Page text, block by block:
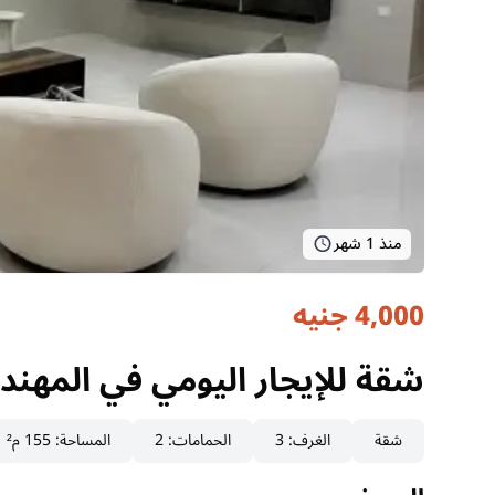
منذ 1 شهر
شقة للإيجار اليومي في المهندسين –
الجيزة, المهندسين
4,000 جنيه
شقة للإيجار اليومي في المهندسين –
شقة الغرف:
3 الحمامات:
2 المساحة:155 م²